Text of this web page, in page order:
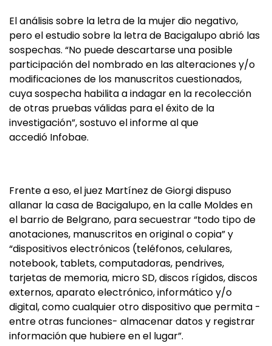
El análisis sobre la letra de la mujer dio negativo,
pero el estudio sobre la letra de Bacigalupo abrió las
sospechas. “No puede descartarse una posible
participación del nombrado en las alteraciones y/o
modificaciones de los manuscritos cuestionados,
cuya sospecha habilita a indagar en la recolección
de otras pruebas válidas para el éxito de la
investigación”, sostuvo el informe al que
accedió Infobae.
Frente a eso, el juez Martínez de Giorgi dispuso
allanar la casa de Bacigalupo, en la calle Moldes en
el barrio de Belgrano, para secuestrar “todo tipo de
anotaciones, manuscritos en original o copia” y
“dispositivos electrónicos (teléfonos, celulares,
notebook, tablets, computadoras, pendrives,
tarjetas de memoria, micro SD, discos rígidos, discos
externos, aparato electrónico, informático y/o
digital, como cualquier otro dispositivo que permita -
entre otras funciones- almacenar datos y registrar
información que hubiere en el lugar”.